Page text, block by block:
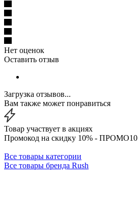
Нет оценок
Оставить отзыв
Загрузка отзывов...
Вам также может понравиться
Товар участвует в акциях
Промокод на скидку 10% - ПРОМО10
Все товары категории
Все товары бренда Rush